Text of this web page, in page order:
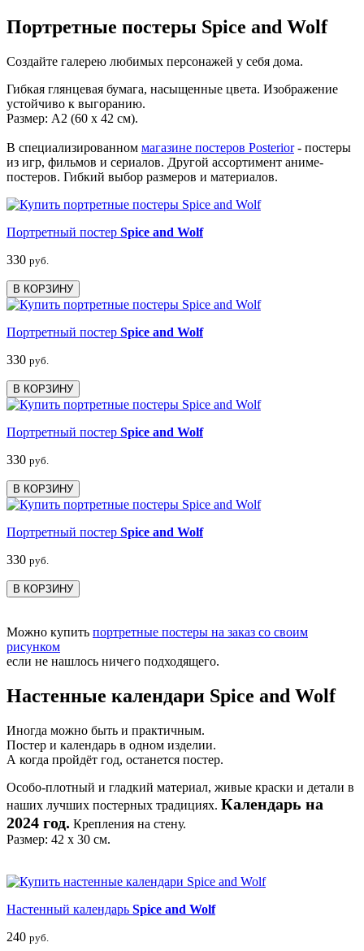
Портретные постеры Spice and Wolf
Создайте галерею любимых персонажей у себя дома.
Гибкая глянцевая бумага, насыщенные цвета. Изображение
устойчиво к выгоранию.
Размер: А2 (60 х 42 см).
В специализированном магазине постеров Posterior- постеры
из игр, фильмов и сериалов. Другой ассортимент аниме-
постеров. Гибкий выбор размеров и материалов.
Портретный постер Spice and Wolf
330 руб.
В КОРЗИНУ
Портретный постер Spice and Wolf
330 руб.
В КОРЗИНУ
Портретный постер Spice and Wolf
330 руб.
В КОРЗИНУ
Портретный постер Spice and Wolf
330 руб.
В КОРЗИНУ
Можно купить портретные постеры на заказ со своим
рисунком
если не нашлось ничего подходящего.
Настенные календари Spice and Wolf
Иногда можно быть и практичным.
Постер и календарь в одном изделии.
А когда пройдёт год, останется постер.
Особо-плотный и гладкий материал, живые краски и детали в
наших лучших постерных традициях. Календарь на
2024 год. Крепления на стену.
Размер: 42 х 30 см.
Настенный календарь Spice and Wolf
240 руб.